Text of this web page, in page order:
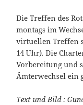
Die Treffen des
montags im
virtuellen Treffen
14 Uhr). Die
Vorbereitung und
Ämterwechsel ein
Text und Bild :